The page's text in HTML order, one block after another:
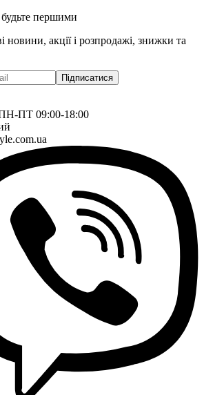
будьте першими
новини, акції і розпродажі, знижки та
Підписатися
ПТ 09:00-18:00